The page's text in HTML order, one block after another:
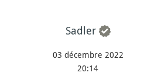
Sadler
03 décembre 2022
20:14